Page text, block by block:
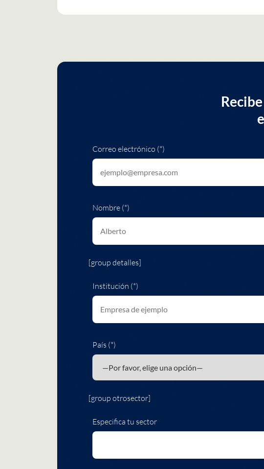
Correo electrónico (*)
Nombre (*)
[group detalles]
Institución (*)
País (*)
[group otrosector]
Especifica tu sector